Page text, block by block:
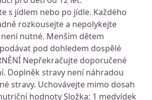
s jídlem nebo po jídle. Každého
rozkousejte a nepolykejte
nutné. Menším dětem
pod dohledem dospělé
Nepřekračujte doporučené
Doplněk stravy není náhradou
stravy. Uchovávejte mimo dosah
hodnoty Složka: 1 medvídek